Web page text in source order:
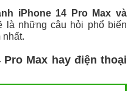
iPhone 14 Pro Max và
là những câu hỏi phổ biến
Pro Max hay điện thoại